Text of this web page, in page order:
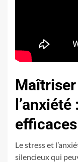
Le stress et
silencieux qui